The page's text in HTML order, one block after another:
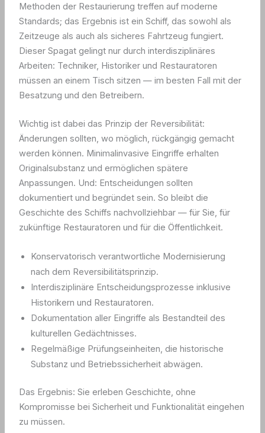
Methoden der Restaurierung treffen auf moderne
Standards; das Ergebnis ist ein Schiff, das sowohl als
Zeitzeuge als auch als sicheres Fahrtzeug fungiert.
Dieser Spagat gelingt nur durch interdisziplinäres
Arbeiten: Techniker, Historiker und Restauratoren
müssen an einem Tisch sitzen — im besten Fall mit der
Besatzung und den Betreibern.
Wichtig ist dabei das Prinzip der Reversibilität:
Änderungen sollten, wo möglich, rückgängig gemacht
werden können. Minimalinvasive Eingriffe erhalten
Originalsubstanz und ermöglichen spätere
Anpassungen. Und: Entscheidungen sollten
dokumentiert und begründet sein. So bleibt die
Geschichte des Schiffs nachvollziehbar — für Sie, für
zukünftige Restauratoren und für die Öffentlichkeit.
Konservatorisch verantwortliche Modernisierung
nach dem Reversibilitätsprinzip.
Interdisziplinäre Entscheidungsprozesse inklusive
Historikern und Restauratoren.
Dokumentation aller Eingriffe als Bestandteil des
kulturellen Gedächtnisses.
Regelmäßige Prüfungseinheiten, die historische
Substanz und Betriebssicherheit abwägen.
Das Ergebnis: Sie erleben Geschichte, ohne
Kompromisse bei Sicherheit und Funktionalität eingehen
zu müssen.